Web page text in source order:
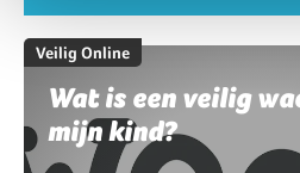
Veilig Online
Wat is een veilig
mijn kind?